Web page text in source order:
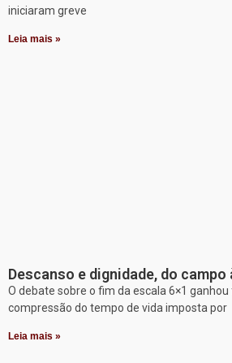
iniciaram greve
Leia mais »
Descanso e dignidade, do campo
O debate sobre o fim da escala 6×1
compressão do tempo de vida imposta por
Leia mais »